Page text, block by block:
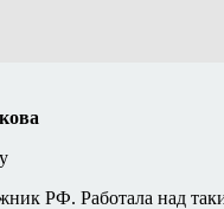
РФ. Работала над